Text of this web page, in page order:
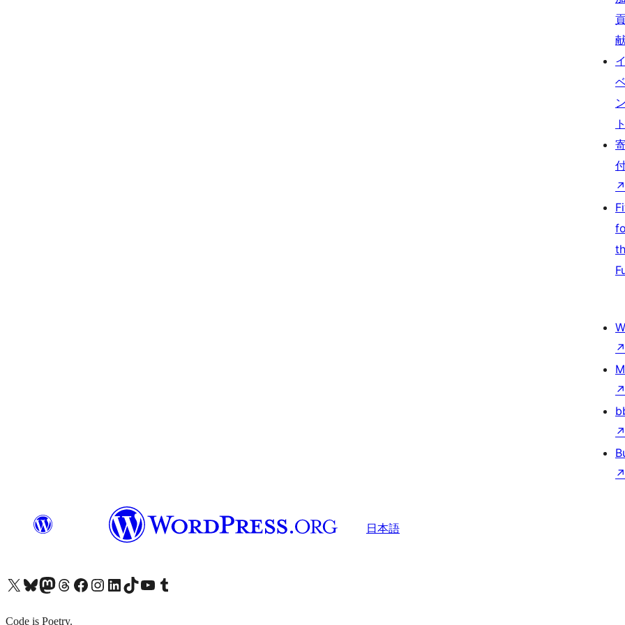
イ
ン
ト
↗
↗
↗
↗
↗
日本語
X (旧 Twitter) アカウントへBluesky アカウントへMastodon アカウントへThreads アカウントへ Facebook ページへInstagram アカウントへ LinkedIn アカウントへTikTok アカウントへYouTube チャンネルへ Tumblr アカウントへ
Code is Poetry.